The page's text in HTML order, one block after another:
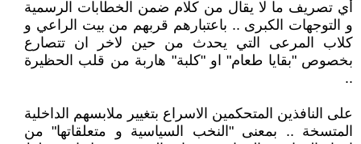
أي تصريف ما لا يقال من كلام ضمن الخطابات الرسمية
و التوجهات الكبرى .. باعتبارهم قربهم من بيت الراعي و
كلاب المرعى التي يحدث من حين لاخر ان تتصارع
بخصوص "بقايا طعام" او "كلبة" هاربة من قلب الحظيرة
..
على النافذين المتحكمين الاسراع بتغيير ملابسهم الداخلية
المتسخة .. بمعنى "النخب السياسية و متعلقاتها" من